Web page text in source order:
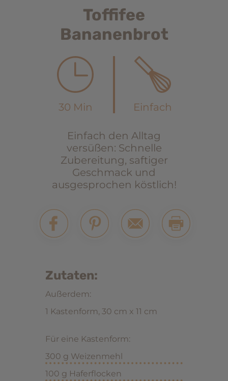
Toffifee
Bananenbrot
30 Min Einfach
Einfach den Alltag
versüßen: Schnelle
Zubereitung, saftiger
Geschmack und
ausgesprochen köstlich!
Zutaten:
Außerdem:
1 Kastenform, 30 cm x 11 cm
Für eine Kastenform:
300 g Weizenmehl
100 g Haferflocken